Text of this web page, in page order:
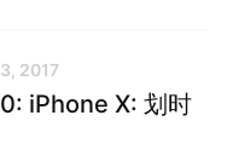
2017
iPhone X: 划时